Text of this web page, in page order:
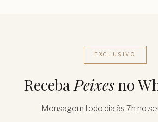
EXCLUSIVO
Receba Peixesno
Mensagem todo dia às 7h no